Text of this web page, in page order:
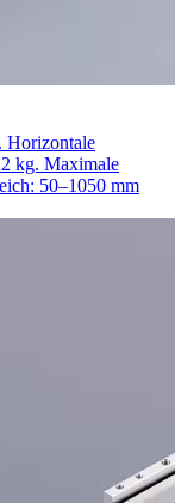
Horizontale
kg. Maximale
50–1050 mm